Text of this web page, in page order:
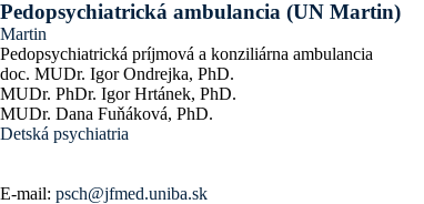
Pedopsychiatrická ambulancia (UN Martin)
Martin
Pedopsychiatrická príjmová a konziliárna ambulancia
doc. MUDr. Igor Ondrejka, PhD.
MUDr. PhDr. Igor Hrtánek, PhD.
MUDr. Dana Fuňáková, PhD.
Detská psychiatria
E-mail: psch@jfmed.uniba.sk